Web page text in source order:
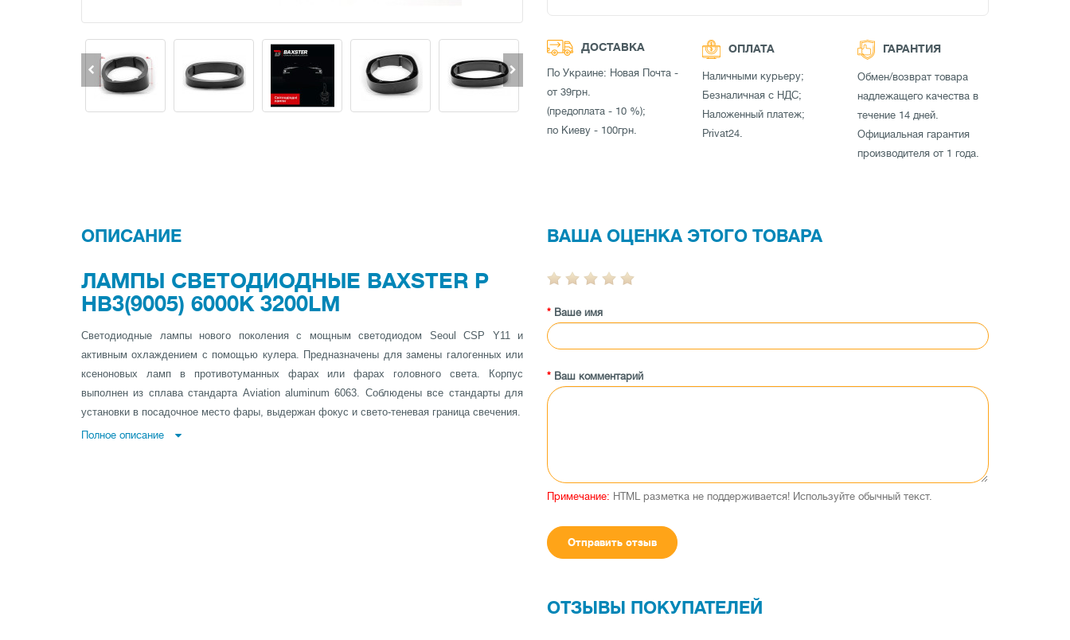
ДОСТАВКА
По Украине: Новая Почта -
от 39грн.
(предоплата - 10 %);
по Киеву - 100грн.
ОПЛАТА
Наличными курьеру;
Безналичная с НДС;
Наложенный платеж;
Privat24.
ГАРАНТИЯ
Обмен/возврат товара
надлежащего качества в
течение 14 дней.
Официальная гарантия
производителя от 1 года.
ОПИСАНИЕ
ЛАМПЫ СВЕТОДИОДНЫЕ BAXSTER P
HB3(9005) 6000K 3200LM
Светодиодные лампы нового поколения с мощным светодиодом Seoul CSP Y11 и
активным охлаждением с помощью кулера. Предназначены для замены галогенных или
ксеноновых ламп в противотуманных фарах или фарах головного света. Корпус
выполнен из сплава стандарта Aviation aluminum 6063. Соблюдены все стандарты для
установки в посадочное место фары, выдержан фокус и свето-теневая граница свечения.
Оборудованы системой обхода контроля сгоревшей лампы (обманка), которая эмулирует
Полное описание
ВАША ОЦЕНКА ЭТОГО ТОВАРА
Ваше имя
Ваш комментарий
Примечание: HTML разметка не поддерживается! Используйте обычный текст.
Отправить отзыв
ОТЗЫВЫ ПОКУПАТЕЛЕЙ